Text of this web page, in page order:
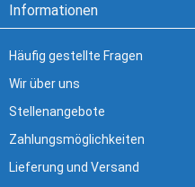
Informationen
Häufig gestellte Fragen
Wir über uns
Stellenangebote
Zahlungsmöglichkeiten
Lieferung und Versand